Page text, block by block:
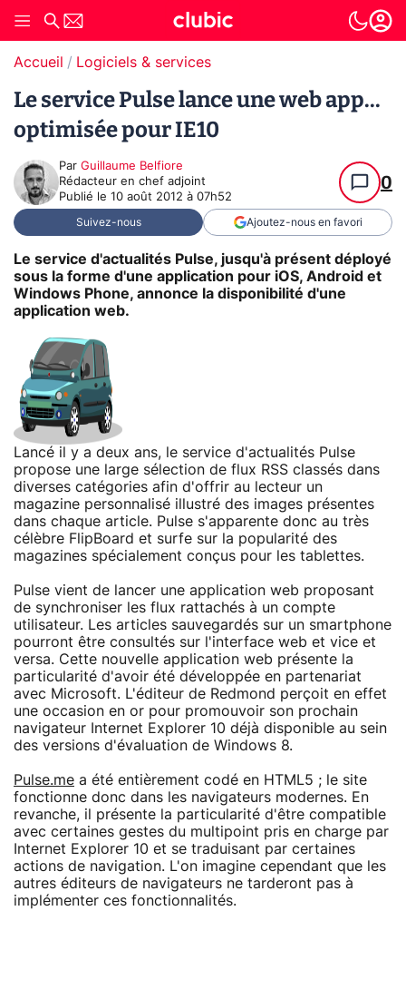
Accueil Logiciels & services
Le service Pulse lance une web app...
optimisée pour IE10
Par Guillaume Belfiore
Rédacteur en chef adjoint
Publié le 10 août 2012 à 07h52
0
Suivez-nous Ajoutez-nous en favori
Le service d'actualités Pulse, jusqu'à présent déployé
sous la forme d'une application pour iOS, Android et
Windows Phone, annonce la disponibilité d'une
application web.
Lancé il y a deux ans, le service d'actualités Pulse
propose une large sélection de flux RSS classés dans
diverses catégories afin d'offrir au lecteur un
magazine personnalisé illustré des images présentes
dans chaque article. Pulse s'apparente donc au très
célèbre FlipBoard et surfe sur la popularité des
magazines spécialement conçus pour les tablettes.
Pulse vient de lancer une application web proposant
de synchroniser les flux rattachés à un compte
utilisateur. Les articles sauvegardés sur un smartphone
pourront être consultés sur l'interface web et vice et
versa. Cette nouvelle application web présente la
particularité d'avoir été développée en partenariat
avec Microsoft. L'éditeur de Redmond perçoit en effet
une occasion en or pour promouvoir son prochain
navigateur Internet Explorer 10 déjà disponible au sein
des versions d'évaluation de Windows 8.
Pulse.me a été entièrement codé en HTML5 ; le site
fonctionne donc dans les navigateurs modernes. En
revanche, il présente la particularité d'être compatible
avec certaines gestes du multipoint pris en charge par
Internet Explorer 10 et se traduisant par certaines
actions de navigation. L'on imagine cependant que les
autres éditeurs de navigateurs ne tarderont pas à
implémenter ces fonctionnalités.